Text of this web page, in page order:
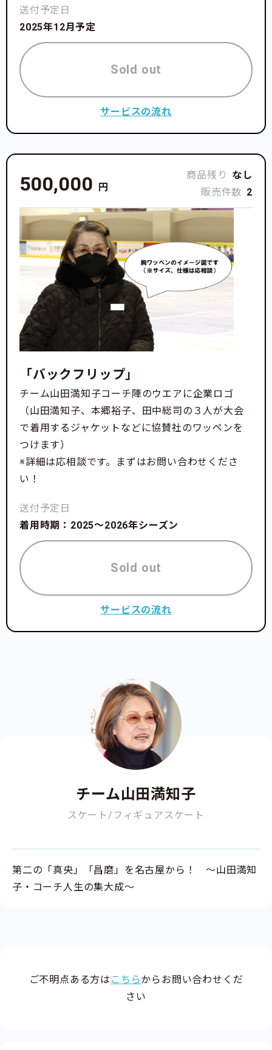
送付予定日
2025年12月予定
Sold out
サービスの流れ
500,000 円
商品残り
なし
販売件数 2
「バックフリップ」
チーム山田満知子コーチ陣のウエアに企業ロゴ
（山田満知子、本郷裕子、田中総司の３人が大会
で着用するジャケットなどに協賛社のワッペンを
つけます）
※詳細は応相談です。まずはお問い合わせくださ
い！
送付予定日
着用時期：2025～2026年シーズン
Sold out
サービスの流れ
チーム山田満知子
スケート/フィギュアスケート
第二の「真央」「昌磨」を名古屋から！ ～山田満知
子・コーチ人生の集大成～
ご不明点ある方は こちらからお問い合わせくだ
さい